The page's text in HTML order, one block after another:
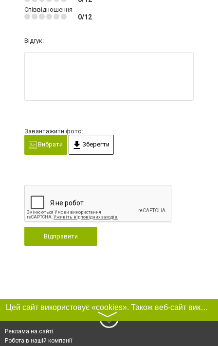
Співвідношення
0/12
Відгук:
Завантажити фото:
Вибрати
Зберегти
Відправити
Цей сайт використовує «cookies». Також веб-сайт використовує інтернет-сервіс для збору технічних даних стосовно відвідувачів з метою отримання маркетингової та статистичної інформації. Умови обробки даних відвідувачів сайту див.
〉
Реклама на сайті
Робота в нашій компанії